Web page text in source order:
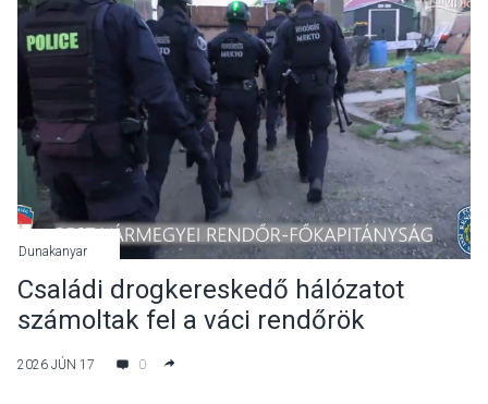
Dunakanyar
Családi drogkereskedő hálózatot
számoltak fel a váci rendőrök
2026 JÚN 17 0